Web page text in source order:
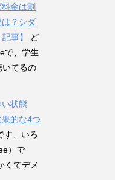
金は割
？シダ
事】
ど
で、学生
いてるの
い状態
的な4つ
す、いろ
）で
くてデメ